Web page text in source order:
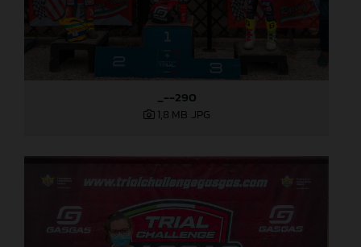
_--290
1,8 MB .JPG